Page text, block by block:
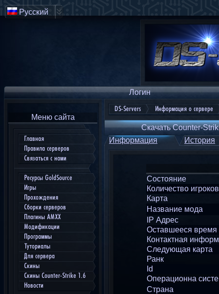
Логин
Меню сайта
Главная
Правила серверов
Связаться с нами
Ресурсы GoldSource
Игры
Прохождения
Сборки серверов
Плагины AMXX
Модификации
Программы
Туториалы
Для сервера
Скины
Скины Counter-Strike 1.6
Новости
DS-Servers Информация о сервере
Скачать Counter-
Информация
История
Состояние
Количество игроков
Карта
Название мода
IP Адрес
Оставшееся время
Контактная
Следующая карта
Ранк
Id
Операционна
Страна
Русский